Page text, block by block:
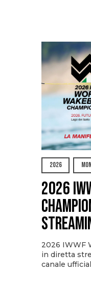
2026
2026
2026 IWWF
in diretta
canale